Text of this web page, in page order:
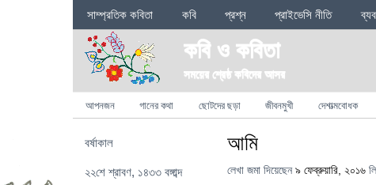
Sections
সাম্প্রতিক কবিতা কবি প্রশ্ন প্রাইভেসি নীতি
কবি ও কবিতা
সময়ের শ্রেষ্ঠ কবিদের আসর
Categories
আপনজন গানের কথা ছোটদের ছড়া জীবনমুখী দেশাত্মবোধক
আমি
লেখা জমা দিয়েছেন ৯ ফেব্রুয়ারি, ২০১৬
বর্ষাকাল
২২শে শ্রাবণ, ১৪৩৩ বঙ্গাব্দ